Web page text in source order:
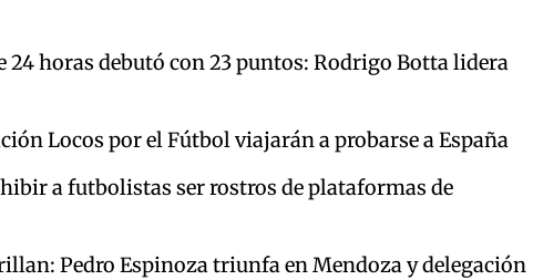
24 horas debutó con 23 puntos: Rodrigo Botta lidera
Locos por el Fútbol viajarán a probarse a España
a futbolistas ser rostros de plataformas de
Pedro Espinoza triunfa en Mendoza y delegación